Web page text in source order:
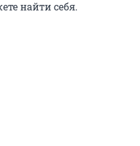
найти себя.